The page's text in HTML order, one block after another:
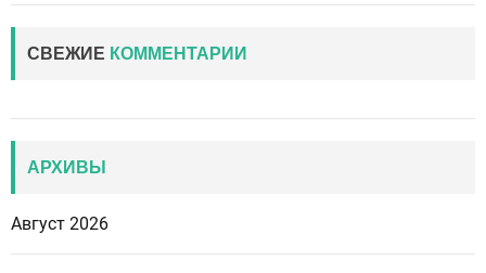
СВЕЖИЕ КОММЕНТАРИИ
АРХИВЫ
Август 2026